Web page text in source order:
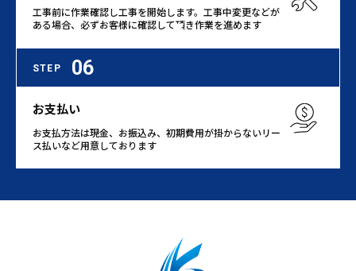
工事前に作業確認し工事を開始します。工事中変更などが
ある場合、必ずお客様に確認して頂き作業を進めます
STEP 06
お支払い
お支払方法は現金、お振込み、初期費用が掛からないリー
ス払いなど用意しております